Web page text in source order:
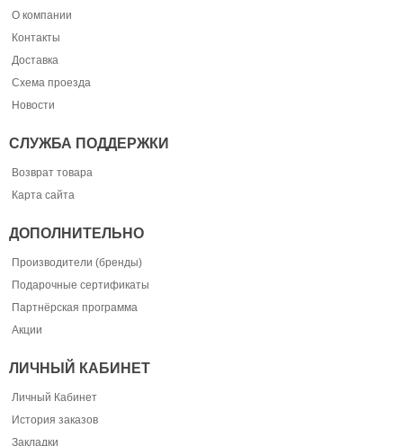
О компании
Контакты
Доставка
Схема проезда
Новости
СЛУЖБА ПОДДЕРЖКИ
Возврат товара
Карта сайта
ДОПОЛНИТЕЛЬНО
Производители (бренды)
Подарочные сертификаты
Партнёрская программа
Акции
ЛИЧНЫЙ КАБИНЕТ
Личный Кабинет
История заказов
Закладки